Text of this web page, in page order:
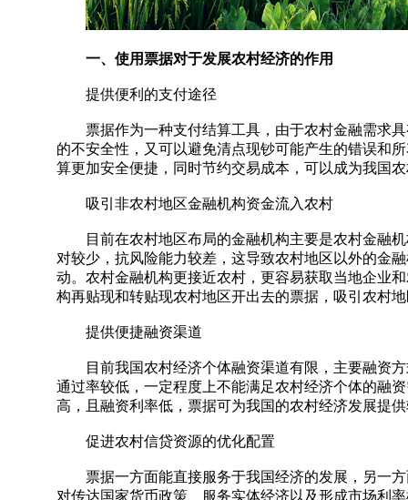
一、使用票据对于发展农村经济的作用
提供便利的支付途径
票据作为一种支付结算工具，由于农村金融需求具
的不安全性，又可以避免清点现钞可能产生的错误和
算更加安全便捷，同时节约交易成本，可以成为我国
吸引非农村地区金融机构资金流入农村
目前在农村地区布局的金融机构主要是农村金融机
对较少，抗风险能力较差，这导致农村地区以外的金
动。农村金融机构更接近农村，更容易获取当地企业
构再贴现和转贴现农村地区开出去的票据，吸引农村
提供便捷融资渠道
目前我国农村经济个体融资渠道有限，主要融资方
通过率较低，一定程度上不能满足农村经济个体的融
高，且融资利率低，票据可为我国的农村经济发展提
促进农村信贷资源的优化配置
票据一方面能直接服务于我国经济的发展，另一方
对传达国家货币政策、服务实体经济以及形成市场利